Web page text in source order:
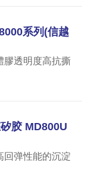
系列(信越
膠透明度高抗撕
胶 MD800U
回弹性能的沉淀